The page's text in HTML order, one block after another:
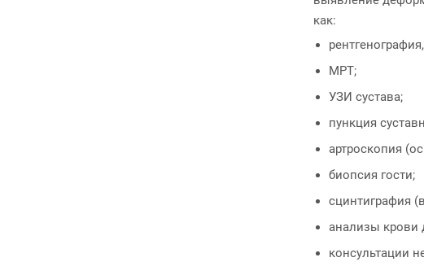
как:
МРТ;
УЗИ сустава;
пункция
артроскопия
биопсия гости;
сцинтиграфия
анализы крови
консультации